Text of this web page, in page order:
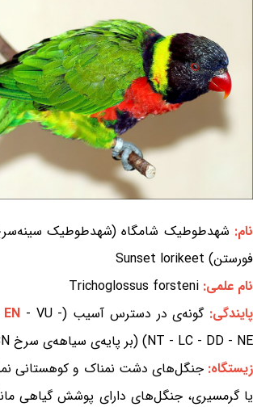
نام: شهدطوطیک شامگاه (شهدطوطیک
فورستن) Sunset lorikeet
نام علمی: Trichoglossus forsteni
پایندگی:گونه‌ی در دسترس آسیب (EX - EW - CR - EN - VU -
NT - LC - DD - NE) (بر پایه‌ی سیاهه‌ی سرخ IUCN)
زیستگاه:جنگل‌های دشت نمناک و کوهستانی
یا گرمسیری، جنگل‌های دارای پوشش گیاهی